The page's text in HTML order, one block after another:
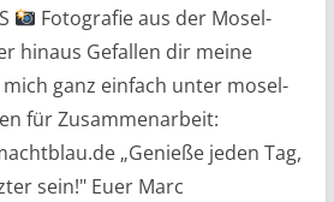
Fotografie aus der Mosel-
hinaus Gefallen dir meine
ganz einfach unter mosel-
für Zusammenarbeit:
„Genieße jeden Tag,
sein!" Euer Marc